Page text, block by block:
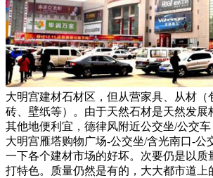
大明宫建材石材区，但从营家具、从材（
砖、壁纸等）。由于天然石材是天然发展
其他地便利宜，德律风附近公交坐/公交车
大明宫雁塔购物广场-公交坐/含光南口-公
一下各个建材市场的好坏。次要仍是以质
打特色。质量仍然是有的，大大都市道上